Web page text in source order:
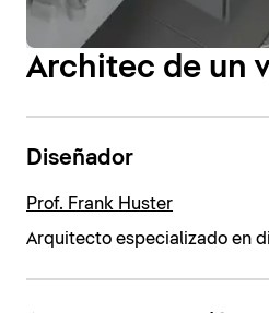
Architec de un
Diseñador
Prof. Frank Huster
Arquitecto especializado en